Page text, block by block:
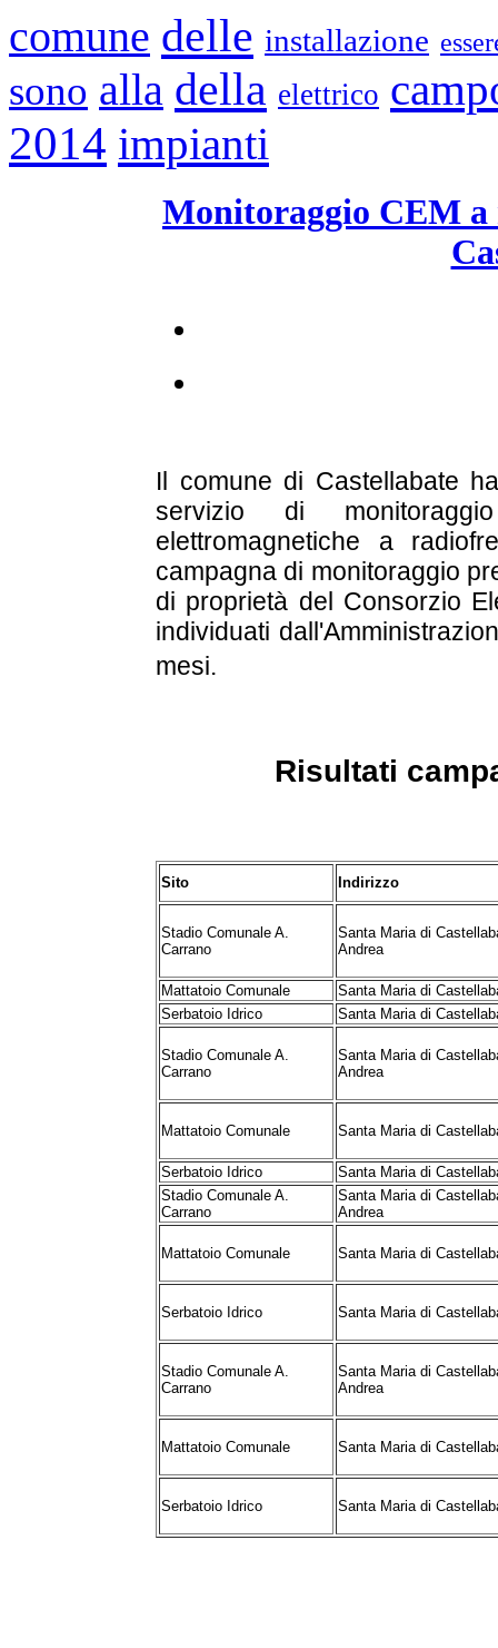
comune delle installazione
sono alla della elettrico
2014 impianti
Monitoraggio CEM a
Il comune di Castellabate
servizio di
elettromagnetiche a
campagna di monitoraggio
di proprietà del Consorzio
individuati
mesi.
Risultati
Sito Indirizzo
Stadio Comunale A.
Carrano
Santa Maria di
Andrea
Mattatoio Comunale
Santa Maria di
Serbatoio Idrico
Santa Maria di
Stadio Comunale A.
Carrano
Santa Maria di
Andrea
Mattatoio Comunale Santa Maria di
Serbatoio Idrico
Santa Maria di
Stadio Comunale A.
Carrano
Santa Maria di
Andrea
Mattatoio Comunale Santa Maria di
Serbatoio Idrico Santa Maria di
Stadio Comunale A.
Carrano
Santa Maria di
Andrea
Mattatoio Comunale Santa Maria di
Serbatoio Idrico Santa Maria di